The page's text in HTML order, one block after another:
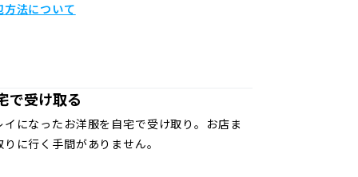
方法について
で受け取る
イになったお洋服を自宅で受け取り。お店ま
りに行く手間がありません。